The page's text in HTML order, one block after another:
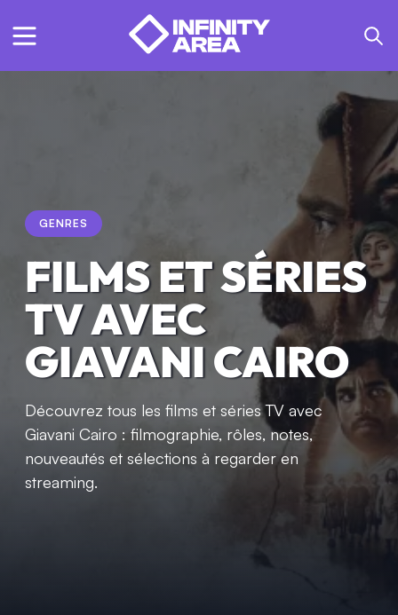
GENRES
FILMS ET SÉRIES
TV AVEC
GIAVANI CAIRO
Découvrez tous les films et séries TV avec
Giavani Cairo : filmographie, rôles, notes,
nouveautés et sélections à regarder en
streaming.